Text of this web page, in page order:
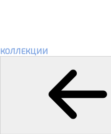
КОЛЛЕКЦИИ